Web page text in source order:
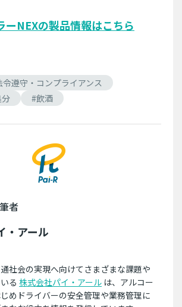
ーNEXの製品情報はこちら
令遵守・コンプライアンス
#飲酒
者
・アール
社会の実現へ向けてさまざまな課題や
る 株式会社パイ・アール は、アルコー
めドライバーの安全管理や業務管理に